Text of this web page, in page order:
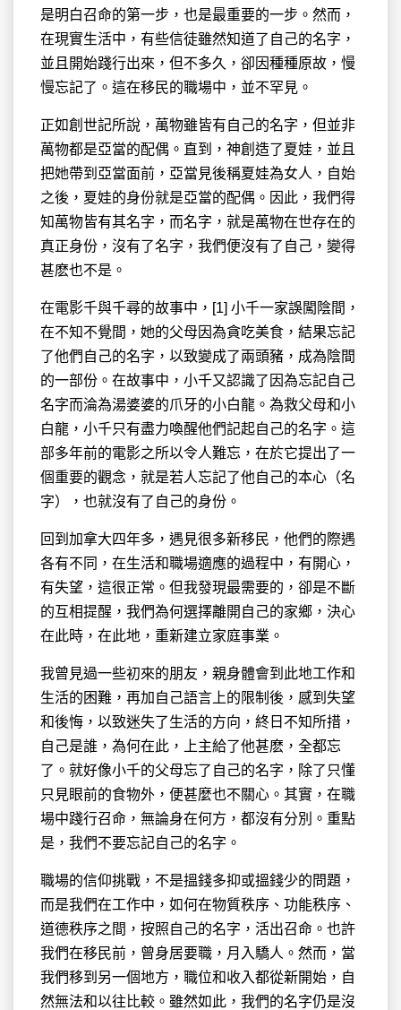
是明白召命的第一步，也是最重要的一步。然而，
在現實生活中，有些信徒雖然知道了自己的名字，
並且開始踐行出來，但不多久，卻因種種原故，慢
慢忘記了。這在移民的職場中，並不罕見。
正如創世記所說，萬物雖皆有自己的名字，但並非
萬物都是亞當的配偶。直到，神創造了夏娃，並且
把她帶到亞當面前，亞當見後稱夏娃為女人，自始
之後，夏娃的身份就是亞當的配偶。因此，我們得
知萬物皆有其名字，而名字，就是萬物在世存在的
真正身份，沒有了名字，我們便沒有了自己，變得
甚麽也不是。
在電影千與千尋的故事中，[1] 小千一家誤闖陰間，
在不知不覺間，她的父母因為貪吃美食，結果忘記
了他們自己的名字，以致變成了兩頭豬，成為陰間
的一部份。在故事中，小千又認識了因為忘記自己
名字而淪為湯婆婆的爪牙的小白龍。為救父母和小
白龍，小千只有盡力喚醒他們記起自己的名字。這
部多年前的電影之所以令人難忘，在於它提出了一
個重要的觀念，就是若人忘記了他自己的本心（名
字），也就沒有了自己的身份。
回到加拿大四年多，遇見很多新移民，他們的際遇
各有不同，在生活和職場適應的過程中，有開心，
有失望，這很正常。但我發現最需要的，卻是不斷
的互相提醒，我們為何選擇離開自己的家鄉，決心
在此時，在此地，重新建立家庭事業。
我曾見過一些初來的朋友，親身體會到此地工作和
生活的困難，再加自己語言上的限制後，感到失望
和後悔，以致迷失了生活的方向，終日不知所措，
自己是誰，為何在此，上主給了他甚麽，全都忘
了。就好像小千的父母忘了自己的名字，除了只懂
只見眼前的食物外，便甚麼也不關心。其實，在職
場中踐行召命，無論身在何方，都沒有分別。重點
是，我們不要忘記自己的名字。
職場的信仰挑戰，不是搵錢多抑或搵錢少的問題，
而是我們在工作中，如何在物質秩序、功能秩序、
道德秩序之間，按照自己的名字，活出召命。也許
我們在移民前，曾身居要職，月入驕人。然而，當
我們移到另一個地方，職位和收入都從新開始，自
然無法和以往比較。雖然如此，我們的名字仍是沒